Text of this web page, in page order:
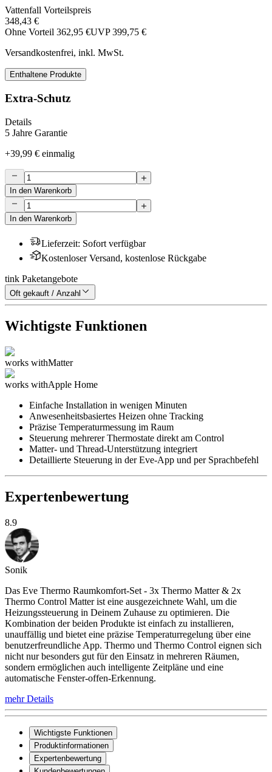
Vattenfall Vorteilspreis
348,43 €
Ohne Vorteil 362,95 €UVP 399,75 €
Versandkostenfrei, inkl. MwSt.
Enthaltene Produkte
Extra-Schutz
Details
5 Jahre Garantie
+39,99 € einmalig
In den Warenkorb
In den Warenkorb
Lieferzeit: Sofort verfügbar
Kostenloser Versand, kostenlose Rückgabe
tink Paketangebote
Oft gekauft / Anzahl
Wichtigste Funktionen
works withMatter
works withApple Home
Einfache Installation in wenigen Minuten
Anwesenheitsbasiertes Heizen ohne Tracking
Präzise Temperaturmessung im Raum
Steuerung mehrerer Thermostate direkt am Control
Matter- und Thread-Unterstützung integriert
Detaillierte Steuerung in der Eve-App und per Sprachbefehl
Expertenbewertung
8.9
Sonik
Das Eve Thermo Raumkomfort-Set - 3x Thermo Matter & 2x
Thermo Control Matter ist eine ausgezeichnete Wahl, um die
Heizungssteuerung in Deinem Zuhause zu optimieren. Die
Kombination der beiden Produkte ist einfach zu installieren,
unauffällig und bietet eine präzise Temperaturregelung über eine
benutzerfreundliche App. Thermo und Thermo Control eignen sich
nicht nur besonders gut für den Einsatz in mehreren Räumen,
sondern ermöglichen auch intelligente Zeitpläne und eine
automatische Fenster-offen-Erkennung.
mehr Details
Wichtigste Funktionen
Produktinformationen
Expertenbewertung